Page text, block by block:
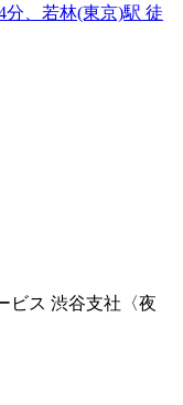
、若林(東京)駅 徒
ビス 渋谷支社〈夜